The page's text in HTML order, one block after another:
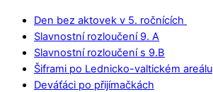
Den bez aktovek v 5. ročnících
Slavnostní rozloučení 9. A
Slavnostní rozloučení s 9.B
Šiframi po Lednicko-valtickém areálu
Deváťáci po přijímačkách